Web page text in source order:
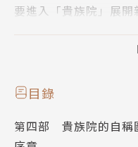
要進入「貴族院」展開
貴族院是貴族就讀的
會教導學生操控魔力
習使用治理領地的魔法。
原本羅潔梅茵應該一邊
目錄
第四部 貴族院的自稱